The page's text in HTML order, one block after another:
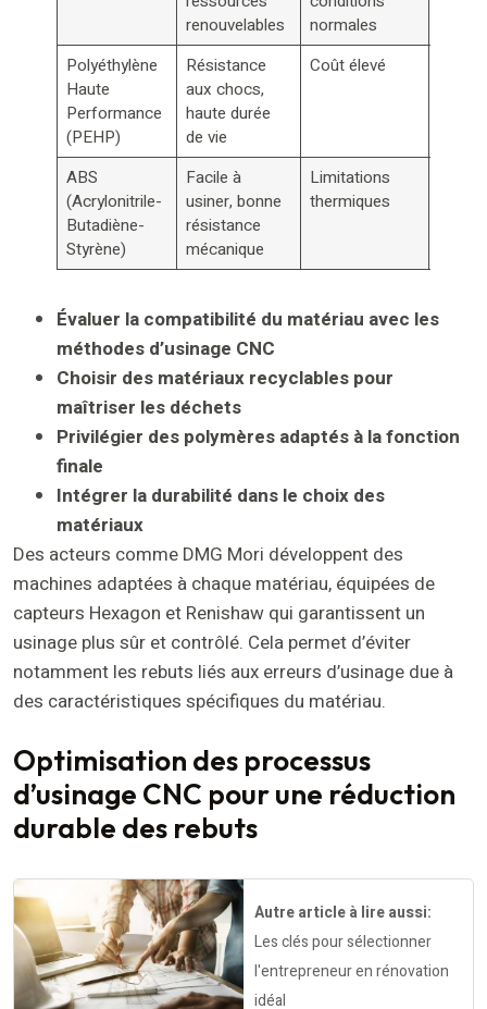
renouvelables
normales
Polyéthylène
Haute
Performance
(PEHP)
Résistance
aux chocs,
haute durée
de vie
Coût élevé
ABS
(Acrylonitrile-
Butadiène-
Styrène)
Facile à
usiner, bonne
résistance
mécanique
Limitations
thermiques
Évaluer la compatibilité du matériau avec les
méthodes d’usinage CNC
Choisir des matériaux recyclables pour
maîtriser les déchets
Privilégier des polymères adaptés à la fonction
finale
Intégrer la durabilité dans le choix des
matériaux
Des acteurs comme DMG Mori développent des
machines adaptées à chaque matériau, équipées de
capteurs Hexagon et Renishaw qui garantissent un
usinage plus sûr et contrôlé. Cela permet d’éviter
notamment les rebuts liés aux erreurs d’usinage due à
des caractéristiques spécifiques du matériau.
Optimisation des processus
d’usinage CNC pour une réduction
durable des rebuts
Autre article à lire aussi:
Les clés pour sélectionner
l'entrepreneur en rénovation
idéal